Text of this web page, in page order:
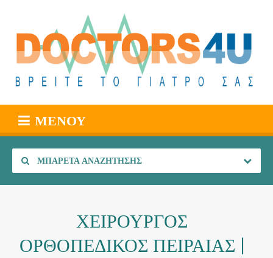
ΜΕΝΟΎ
ΜΠΑΡΈΤΑ ΑΝΑΖΉΤΗΣΗΣ
ΧΕΙΡΟΥΡΓΟΣ
ΟΡΘΟΠΕΔΙΚΟΣ ΠΕΙΡΑΙΑΣ |